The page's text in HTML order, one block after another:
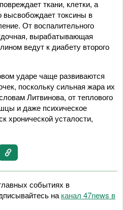
ткани, клетки, а
высвобождает токсины в
От воспалительного
вырабатывающая
ведут к диабету второго
ударе чаще развиваются
поскольку сильная жара их
Литвинова, от теплового
и даже психическое
хронической усталости,
событиях в
на канал 47news в